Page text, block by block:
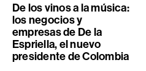
De los vinos a la música:
los negocios y
empresas de De la
Espriella, el nuevo
presidente de Colombia